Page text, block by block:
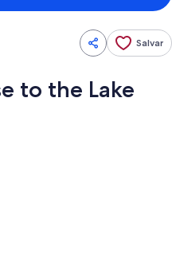
Salvar
to the Lake